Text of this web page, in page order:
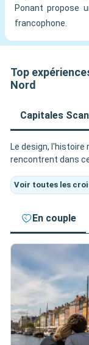
Ponant propose
francophone.
Top
Nord
Capitales
Le design, l'histoire
rencontrent dans
Voir toutes les
En couple